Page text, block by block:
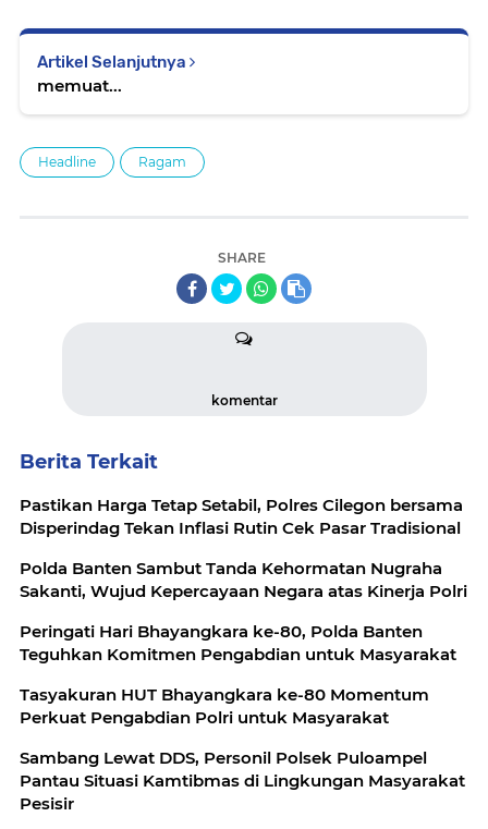
Artikel Selanjutnya
memuat...
Headline Ragam
SHARE
komentar
Berita Terkait
Pastikan Harga Tetap Setabil, Polres Cilegon bersama
Disperindag Tekan Inflasi Rutin Cek Pasar Tradisional
Polda Banten Sambut Tanda Kehormatan Nugraha
Sakanti, Wujud Kepercayaan Negara atas Kinerja Polri
Peringati Hari Bhayangkara ke-80, Polda Banten
Teguhkan Komitmen Pengabdian untuk Masyarakat
Tasyakuran HUT Bhayangkara ke-80 Momentum
Perkuat Pengabdian Polri untuk Masyarakat
Sambang Lewat DDS, Personil Polsek Puloampel
Pantau Situasi Kamtibmas di Lingkungan Masyarakat
Pesisir